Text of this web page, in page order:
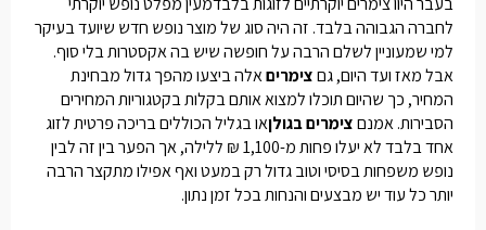
לחברה הגבוהה בלבד. זה היה סוג של מוצר נופש חדש שיועד בעיקר
למי שמעוניין לשלם הרבה על חופשה שיש בה אקסטרות בלי סוף.
אבל מאז ועד היום, גםצימריםאלה ביצעו מהפך גדול מבחינת
המחיר, כך שהיום תוכלו למצוא אותם בקלות בקטגוריות המחירים
הסבירות. אמנםצימרים בגולןאו בגליל הכוללים בריכה פרטית לזוג
אחד בלבד לא יעלו פחות מ-1,100 ₪ ללילה, אך הפער בין זה לבין
נופש משפחות בסיסי וטוב גדול רק במעט ואף אפילו מתקצר הרבה
יותר כל עוד יש מבצעים והנחות בכל זמן נתון.